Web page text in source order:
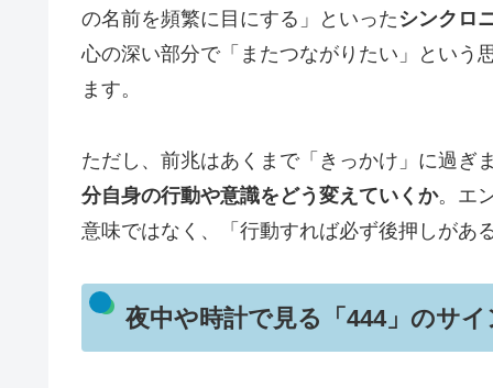
の名前を頻繁に目にする」といった シンクロ
心の深い部分で「またつながりたい」という
ます。
ただし、前兆はあくまで「きっかけ」に過ぎ
分自身の行動や意識をどう変えていくか。エ
意味ではなく、「行動すれば必ず後押しがあ
夜中や時計で見る「444」のサ